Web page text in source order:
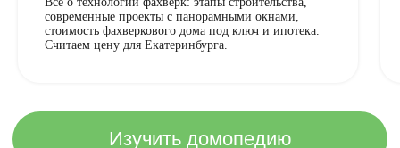
современные проекты с панорамными окнами,
стоимость фахверкового дома под ключ и ипотека.
Считаем цену для Екатеринбурга.